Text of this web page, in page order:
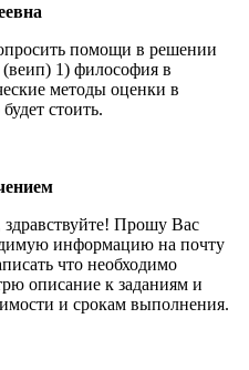
помощи в решении
(веип) 1) философия в
методы оценки в
стоить.
Прошу Вас
информацию на почту
что необходимо
описание к заданиям и
и срокам выполнения.